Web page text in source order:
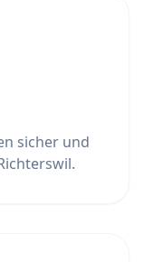
sicher und